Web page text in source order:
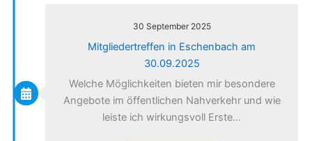
30 September 2025
Mitgliedertreffen in Eschenbach am
30.09.2025
Welche Möglichkeiten bieten mir besondere
Angebote im öffentlichen Nahverkehr und wie
leiste ich wirkungsvoll Erste…